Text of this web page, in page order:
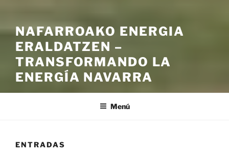
NAFARROAKO ENERGIA
ERALDATZEN –
TRANSFORMANDO LA
ENERGÍA NAVARRA
Menú
ENTRADAS